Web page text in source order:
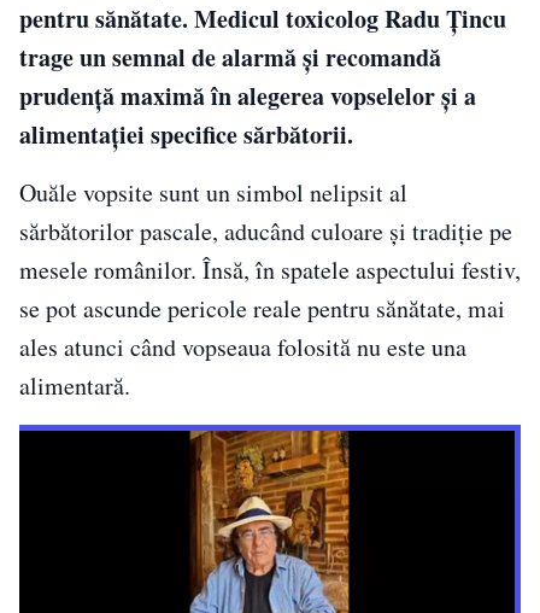
pentru sănătate. Medicul toxicolog Radu Țincu
trage un semnal de alarmă și recomandă
prudență maximă în alegerea vopselelor și a
alimentației specifice sărbătorii.
Ouăle vopsite sunt un simbol nelipsit al
sărbătorilor pascale, aducând culoare și tradiție pe
mesele românilor. Însă, în spatele aspectului festiv,
se pot ascunde pericole reale pentru sănătate, mai
ales atunci când vopseaua folosită nu este una
alimentară.